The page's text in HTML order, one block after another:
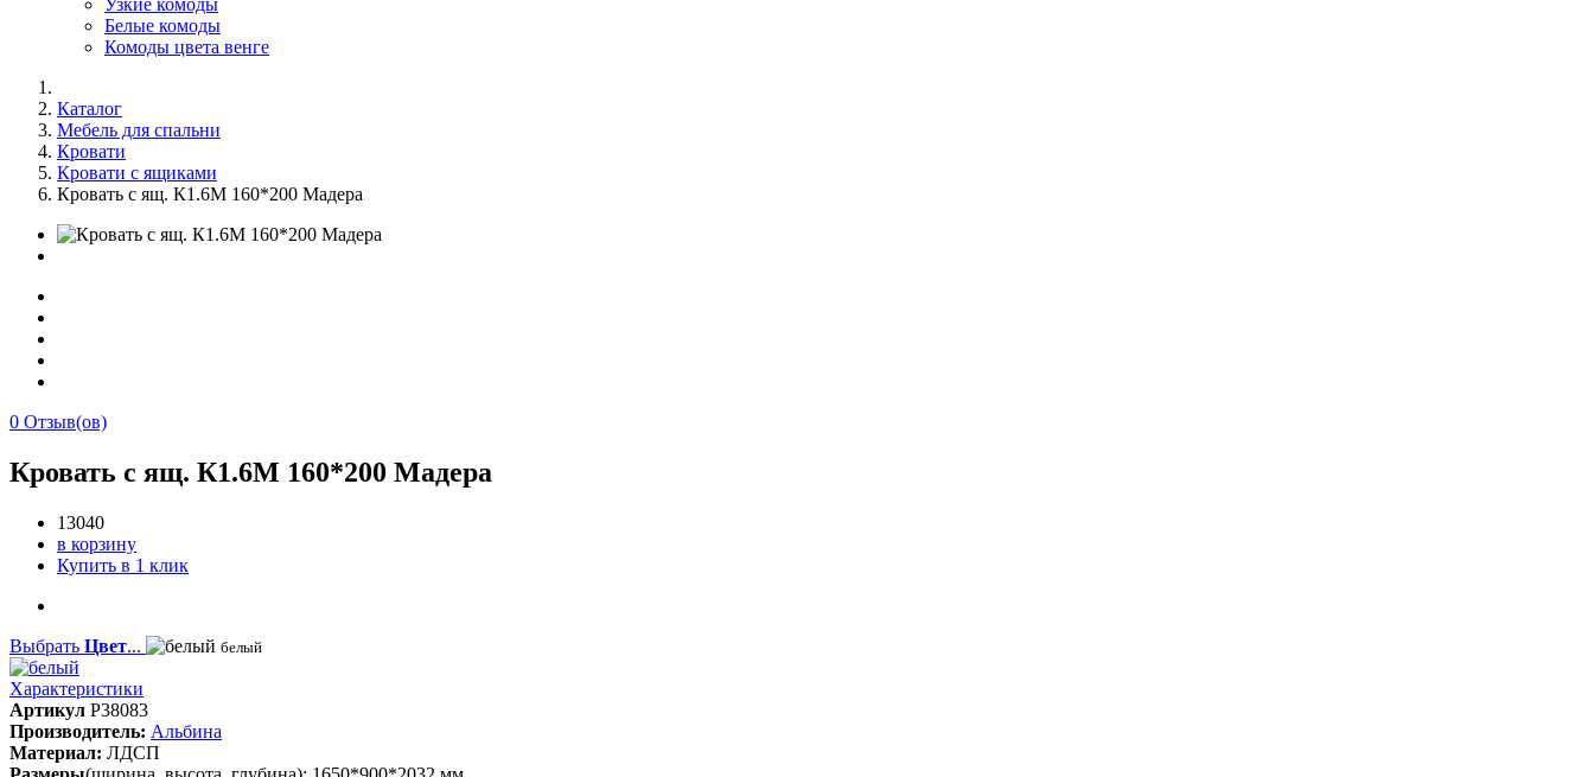
Узкие комоды
Белые комоды
Комоды цвета венге
Каталог
Мебель для спальни
Кровати
Кровати с ящиками
Кровать с ящ. К1.6М 160*200 Мадера
0 Отзыв(ов)
Кровать с ящ. К1.6М 160*200 Мадера
13040
в корзину
Купить в 1 клик
Выбрать Цвет... белый
Характеристики
Артикул P38083
Производитель: Альбина
Материал: ЛДСП